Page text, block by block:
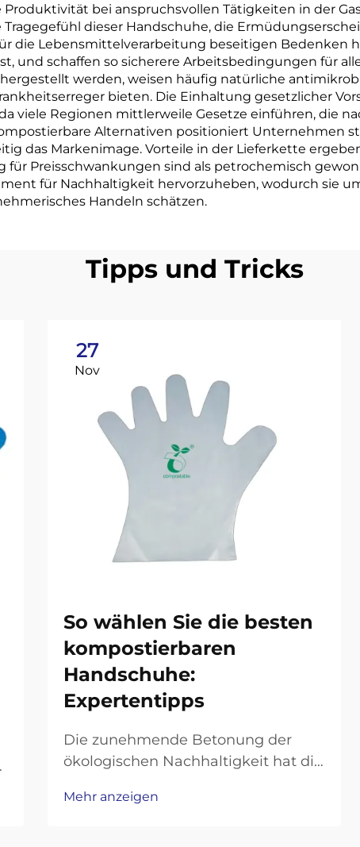
bei anspruchsvollen Tätigkeiten in der
dieser Handschuhe, die
die Lebensmittelverarbeitung beseitigen Bedenken
und schaffen so sicherere Arbeitsbedingungen für
werden, weisen häufig natürliche
bieten. Die Einhaltung gesetzlicher
viele Regionen mittlerweile Gesetze einführen, die
Alternativen positioniert Unternehmen
das Markenimage. Vorteile in der Lieferkette
für Preisschwankungen sind als petrochemisch
für Nachhaltigkeit hervorzuheben, wodurch sie
Handeln schätzen.
Tipps und Tricks
27
Nov
So wählen Sie die besten
kompostierbaren
Handschuhe:
Expertentipps
Die zunehmende Betonung der
ökologischen Nachhaltigkeit hat die
revolutioniert, wobei
Mehr anzeigen